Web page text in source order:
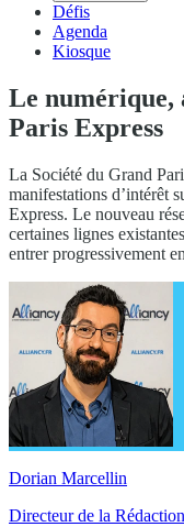
Défis
Agenda
Kiosque
Le
Paris Express
La Société du Grand
manifestations d’intérêt
Express. Le nouveau
certaines lignes
entrer progressivement
Dorian Marcellin
Directeur de la